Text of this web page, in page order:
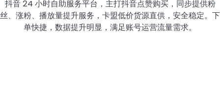
抖音 24 小时自助服务平台，主打抖音点赞购买，同步提供粉
丝、涨粉、播放量提升服务，卡盟低价货源直供，安全稳定。下
单快捷，数据提升明显，满足账号运营流量需求。